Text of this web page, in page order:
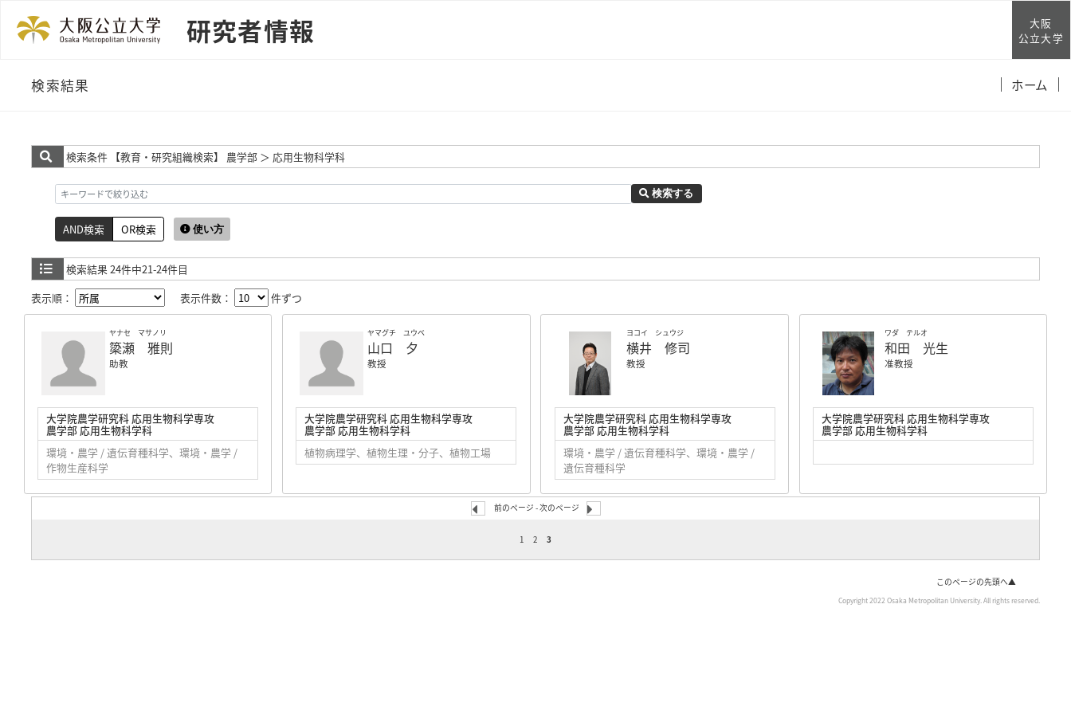
研究者情報
大阪
公立大学
検索結果 ホーム
検索条件 【教育・研究組織検索】 農学部 ＞ 応用生物科学科
検索する
AND検索 OR検索 使い方
検索結果 24件中21-24件目
表示順：
表示件数： 件ずつ
ヤナセ マサノリ
簗瀬 雅則
助教
大学院農学研究科 応用生物科学専攻
農学部 応用生物科学科
環境・農学 / 遺伝育種科学、環境・農学 /
作物生産科学
ヤマグチ ユウベ
山口 夕
教授
大学院農学研究科 応用生物科学専攻
農学部 応用生物科学科
植物病理学、植物生理・分子、植物工場
ヨコイ シュウジ
横井 修司
教授
大学院農学研究科 応用生物科学専攻
農学部 応用生物科学科
環境・農学 / 遺伝育種科学、環境・農学 /
遺伝育種科学
ワダ テルオ
和田 光生
准教授
大学院農学研究科 応用生物科学専攻
農学部 応用生物科学科
前のページ - 次のページ
1 2 3
このページの先頭へ▲
Copyright 2022 Osaka Metropolitan University. All rights reserved.